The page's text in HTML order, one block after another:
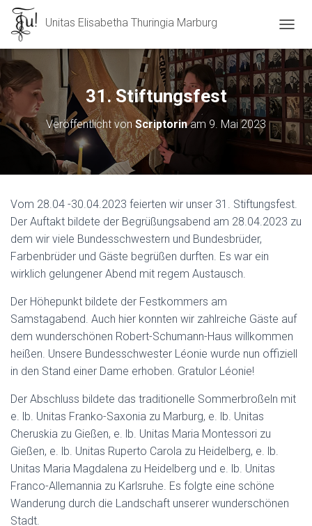
Unitas Elisabetha Thuringia Marburg
A
V
I
G
A
T
I
O
N
C
H
31. Stiftungsfest
Veröffentlicht von Scriptorinam 9. Mai 2023
Vom 28.04 -30.04.2023 feierten wir unser 31. Stiftungsfest.
Der Auftakt bildete der Begrüßungsabend am 28.04.2023 zu
dem wir viele Bundesschwestern und Bundesbrüder,
Farbenbrüder und Gäste begrüßen durften. Es war ein
wirklich gelungener Abend mit regem Austausch.
Der Höhepunkt bildete der Festkommers am
Samstagabend. Auch hier konnten wir zahlreiche Gäste auf
dem wunderschönen Robert-Schumann-Haus willkommen
heißen. Unsere Bundesschwester Léonie wurde nun offiziell
in den Stand einer Dame erhoben. Gratulor Léonie!
Der Abschluss bildete das traditionelle Sommerbroßeln mit
e. lb. Unitas Franko-Saxonia zu Marburg, e. lb. Unitas
Cheruskia zu Gießen, e. lb. Unitas Maria Montessori zu
Gießen, e. lb. Unitas Ruperto Carola zu Heidelberg, e. lb.
Unitas Maria Magdalena zu Heidelberg und e. lb. Unitas
Franco-Allemannia zu Karlsruhe. Es folgte eine schöne
Wanderung durch die Landschaft unserer wunderschönen
Stadt.